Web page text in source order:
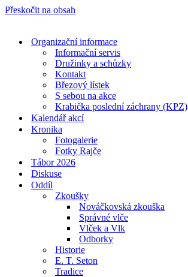
Přeskočit na obsah
Organizační informace
Informační servis
Družinky a schůzky
Kontakt
Březový lístek
S sebou na akce
Krabička poslední záchrany (KPZ)
Kalendář akcí
Kronika
Fotogalerie
Fotky Rajče
Tábor 2026
Diskuse
Oddíl
Zkoušky
Nováčkovská zkouška
Správné vlče
Vlček a Vlk
Odborky
Historie
E. T. Seton
Tradice